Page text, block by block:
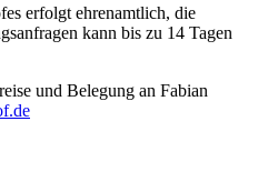
erfolgt ehrenamtlich, die
kann bis zu 14 Tagen
und Belegung an Fabian